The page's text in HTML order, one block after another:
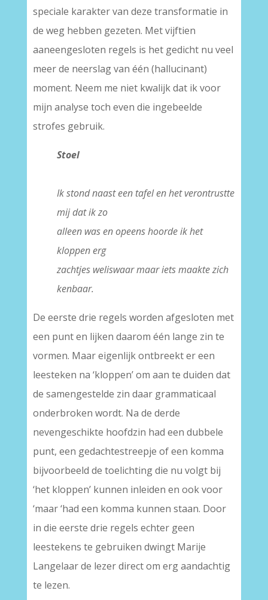
speciale karakter van deze transformatie in
de weg hebben gezeten. Met vijftien
aaneengesloten regels is het gedicht nu veel
meer de neerslag van één (hallucinant)
moment. Neem me niet kwalijk dat ik voor
mijn analyse toch even die ingebeelde
strofes gebruik.
Stoel
Ik stond naast een tafel en het verontrustte
mij dat ik zo
alleen was en opeens hoorde ik het
kloppen erg
zachtjes weliswaar maar iets maakte zich
kenbaar.
De eerste drie regels worden afgesloten met
een punt en lijken daarom één lange zin te
vormen. Maar eigenlijk ontbreekt er een
leesteken na ‘kloppen’ om aan te duiden dat
de samengestelde zin daar grammaticaal
onderbroken wordt. Na de derde
nevengeschikte hoofdzin had een dubbele
punt, een gedachtestreepje of een komma
bijvoorbeeld de toelichting die nu volgt bij
‘het kloppen’ kunnen inleiden en ook voor
‘maar ‘had een komma kunnen staan. Door
in die eerste drie regels echter geen
leestekens te gebruiken dwingt Marije
Langelaar de lezer direct om erg aandachtig
te lezen.